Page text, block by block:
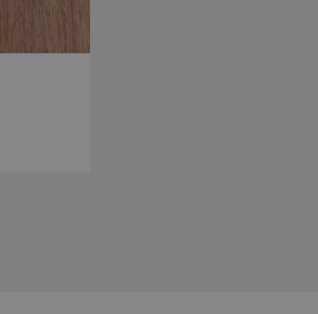
um gültige Berichte über
die Nutzung ihrer Website
3